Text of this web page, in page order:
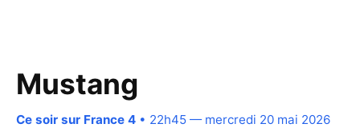
Mustang
Ce soir sur France 4 • 22h45 — mercredi 20 mai 2026